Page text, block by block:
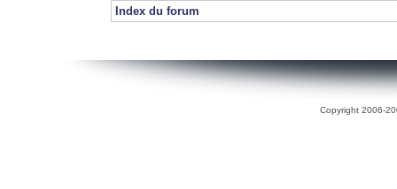
Index du forum
Copyright 2006-